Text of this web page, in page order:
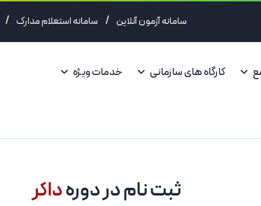
سامانه آزمون آنلاین / سامانه استعلام مدارک /
کارگاه های سازمانی خدمات ویژه
ثبت نام در دورهداکر